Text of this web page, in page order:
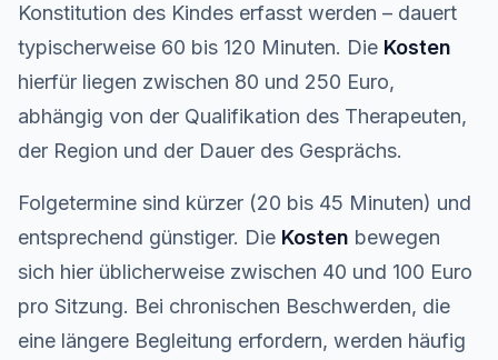
Konstitution des Kindes erfasst werden – dauert
typischerweise 60 bis 120 Minuten. Die Kosten
hierfür liegen zwischen 80 und 250 Euro,
abhängig von der Qualifikation des Therapeuten,
der Region und der Dauer des Gesprächs.
Folgetermine sind kürzer (20 bis 45 Minuten) und
entsprechend günstiger. Die Kosten bewegen
sich hier üblicherweise zwischen 40 und 100 Euro
pro Sitzung. Bei chronischen Beschwerden, die
eine längere Begleitung erfordern, werden häufig